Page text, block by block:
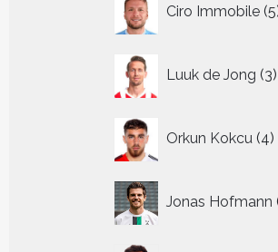
Ciro Immobile 5
Luuk de Jong 3
Orkun Kokcu 4
Jonas Hofmann